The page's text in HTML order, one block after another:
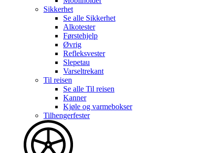
Sikkerhet
Se alle Sikkerhet
Alkotester
Førstehjelp
Øvrig
Refleksvester
Slepetau
Varseltrekant
Til reisen
Se alle Til reisen
Kanner
Kjøle og varmebokser
Tilhengerfester